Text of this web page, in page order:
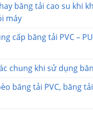
băng tải cao su khi
máy
cấp băng tải PVC –
chung khi sử dụng
băng tải PVC, băng